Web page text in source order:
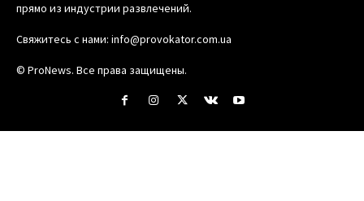
прямо из индустрии развлечений.
Свяжитесь с нами: info@provokator.com.ua
© ProNews. Все права защищены.